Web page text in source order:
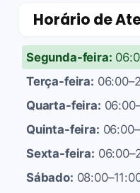
Horário de
Segunda-feira:
Terça-feira:
Quarta-feira:
Quinta-feira:
Sexta-feira:
Sábado: